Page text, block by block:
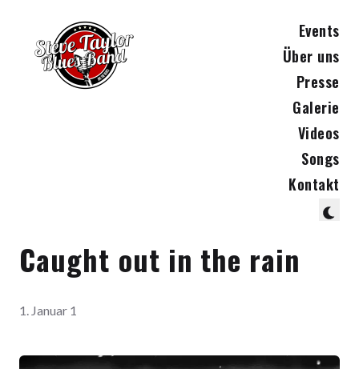
Events
Über uns
Presse
Galerie
Videos
Songs
Kontakt
Caught out in the rain
1. Januar 1